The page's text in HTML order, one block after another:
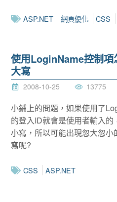
ASP.NET 網頁優化 CSS
使用LoginName控制項
大寫
2008-10-25 13775
小鋪上的問題，如果使用了
的登入ID就會是使用者輸入
小寫，所以可能出現忽大忽
寫呢?
CSS ASP.NET